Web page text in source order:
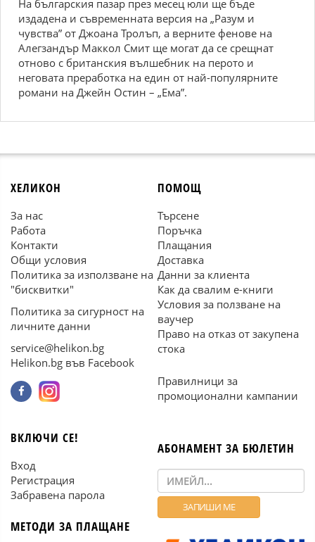
На българския пазар през месец юли ще бъде
издадена и съвременната версия на „Разум и
чувства” от Джоана Тролъп, а верните фенове на
Алегзандър Маккол Смит ще могат да се срещнат
отново с британския вълшебник на перото и
неговата преработка на един от най-популярните
романи на Джейн Остин – „Ема”.
ХЕЛИКОН
За нас
Работа
Контакти
Общи условия
Политика за използване на
"бисквитки"
Политика за сигурност на
личните данни
service@helikon.bg
Helikon.bg във Facebook
ПОМОЩ
Търсене
Поръчка
Плащания
Доставка
Данни за клиента
Как да свалим е-книги
Условия за ползване на
ваучер
Право на отказ от закупена
стока
Правилници за
промоционални кампании
ВКЛЮЧИ СЕ!
Вход
Регистрация
Забравена парола
МЕТОДИ ЗА ПЛАЩАНЕ
АБОНАМЕНТ ЗА БЮЛЕТИН